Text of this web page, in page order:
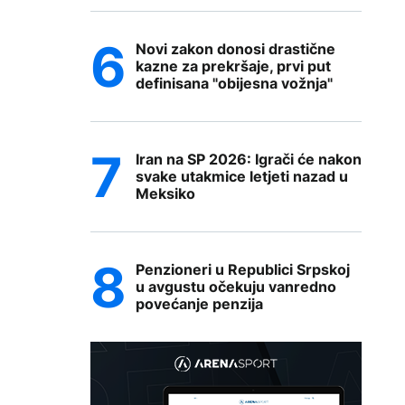
Novi zakon donosi drastične
kazne za prekršaje, prvi put
definisana "obijesna vožnja"
Iran na SP 2026: Igrači će nakon
svake utakmice letjeti nazad u
Meksiko
Penzioneri u Republici Srpskoj
u avgustu očekuju vanredno
povećanje penzija